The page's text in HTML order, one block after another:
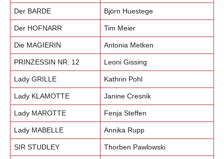
Der BARDE Björn Huestege
Der HOFNARR Tim Meier
Die MAGIERIN Antonia Metken
PRINZESSIN NR. 12 Leoni Gissing
Lady GRILLE Kathrin Pohl
Lady KLAMOTTE Janine Cresnik
Lady MAROTTE Fenja Steffen
Lady MABELLE Annika Rupp
SIR STUDLEY Thorben Pawlowski